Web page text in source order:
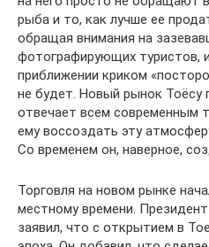
рыба и то, как лучше ее
обращая внимания на
фотографирующих туристов,
приближении криком
не будет. Новый рынок Тоёсу
отвечает всем современным
ему воссоздать эту
Со временем он, наверное,
Торговля на новом рынке
местному времени.
заявил, что с открытием в